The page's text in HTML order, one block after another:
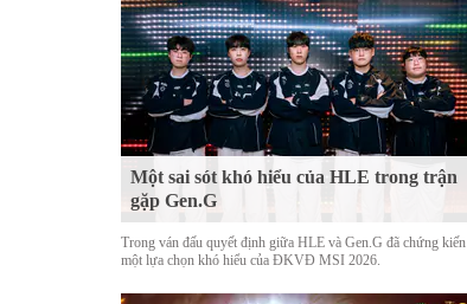
Một sai sót khó hiểu của HLE trong trận
gặp Gen.G
Trong ván đấu quyết định giữa HLE và Gen.G đã chứng kiến
một lựa chọn khó hiểu của ĐKVĐ MSI 2026.